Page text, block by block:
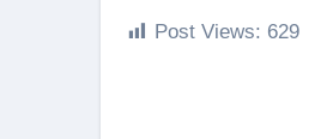
Post Views: 629